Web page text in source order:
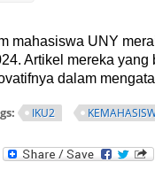
mahasiswa UNY
Artikel mereka
dalam
IKU2